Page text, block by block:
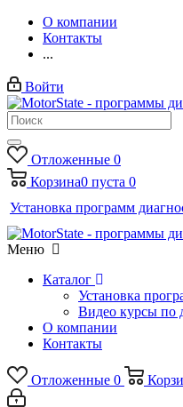
О компании
Контакты
...
Войти
Отложенные 0
Корзина0 пуста 0
Установка программ
Меню
Каталог
Установка
Видео курсы по
О компании
Контакты
Отложенные 0